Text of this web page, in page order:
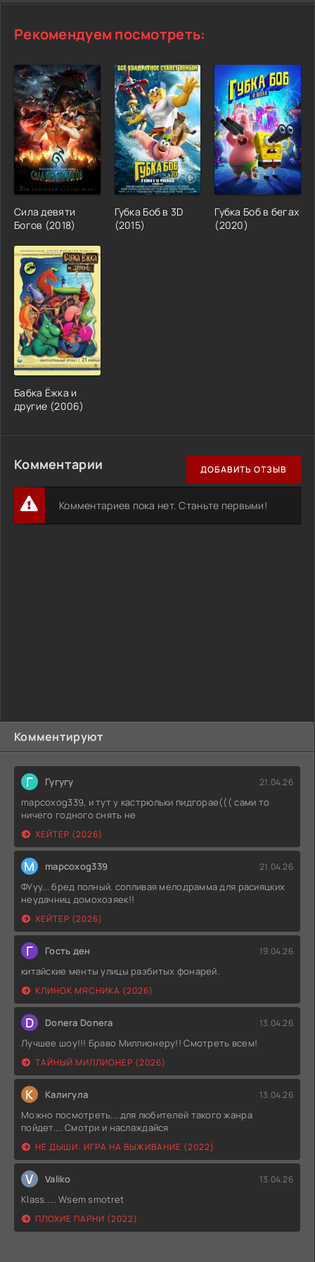
Комментируют
Г Гугугу 21.04.26
mapcoxog339, и тут у кастрюльки пидгорае((( сами то
ничего годного снять не
ХЕЙТЕР (2026)
M mapcoxog339 21.04.26
ФУуу... бред полный. сопливая мелодрамма для расияцких
неудачниц домохозяек!!
ХЕЙТЕР (2026)
Г Гость ден 19.04.26
китайские менты улицы разбитых фонарей.
КЛИНОК МЯСНИКА (2026)
D Donera Donera 13.04.26
Лучшее шоу!!! Браво Миллионеру!! Смотреть всем!
ТАЙНЫЙ МИЛЛИОНЕР (2026)
К Калигула 13.04.26
Можно посмотреть....для любителей такого жанра
пойдет.... Смотри и наслаждайся
НЕ ДЫШИ: ИГРА НА ВЫЖИВАНИЕ (2022)
V Valiko 13.04.26
Klass..... Wsem smotret
ПЛОХИЕ ПАРНИ (2022)
Рекомендуем посмотреть:
Сила девяти
Богов (2018)
Губка Боб в 3D
(2015)
Губка Боб в бегах
(2020)
Бабка Ёжка и
другие (2006)
Комментарии ДОБАВИТЬ ОТЗЫВ
Комментариев пока нет. Станьте первыми!